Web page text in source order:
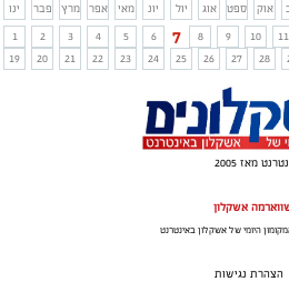
ינו
פבר מרץ אפר מאי יונ יול אוג ספט אוק
1 2 3 4 5 6 7 8 9 10 11
19
20 21 22 23 24 25 26 27 28
מאז 2005
אשקלון
היומי של אשקלון באינטרנט
הצהרת נגישות